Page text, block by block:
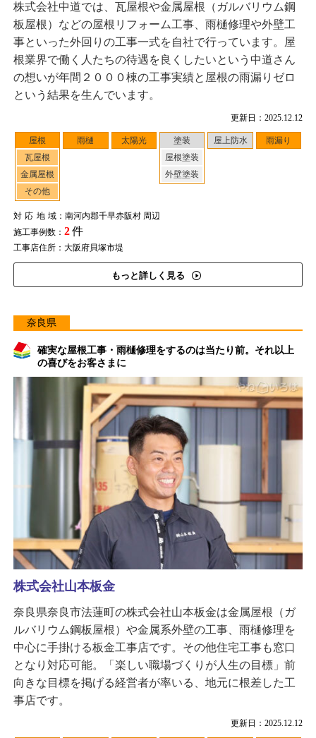
更新日：2025.12.12
屋根
瓦屋根
金属屋根
その他
雨樋 太陽光
塗装
屋根塗装
外壁塗装
屋上防水 雨漏り
対応地域：南河内郡千早赤阪村 周辺
施工事例数： 2件
工事店住所：大阪府貝塚市堤
もっと詳しく見る
株式会社中道では、瓦屋根や金属屋根（ガルバリウム鋼
板屋根）などの屋根リフォーム工事、雨樋修理や外壁工
事といった外回りの工事一式を自社で行っています。屋
根業界で働く人たちの待遇を良くしたいという中道さん
の想いが年間２０００棟の工事実績と屋根の雨漏りゼロ
という結果を生んでいます。
奈良県
確実な屋根工事・雨樋修理をするのは当たり前。それ以上
の喜びをお客さまに
更新日：2025.12.12
株式会社山本板金
奈良県奈良市法蓮町の株式会社山本板金は金属屋根（ガ
ルバリウム鋼板屋根）や金属系外壁の工事、雨樋修理を
中心に手掛ける板金工事店です。その他住宅工事も窓口
となり対応可能。「楽しい職場づくりが人生の目標」前
向きな目標を掲げる経営者が率いる、地元に根差した工
事店です。